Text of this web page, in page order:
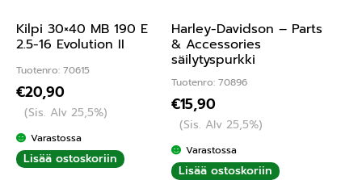
Kilpi 30×40 MB 190 E
2.5-16 Evolution II
Tuotenro: 70615
€20,90
(Sis. Alv 25,5%)
Varastossa
Lisää ostoskoriin
Harley-Davidson – Parts
& Accessories
säilytyspurkki
Tuotenro: 70896
€15,90
(Sis. Alv 25,5%)
Varastossa
Lisää ostoskoriin